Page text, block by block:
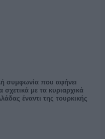
συμφωνία που αφήνει
σχετικά με τα κυριαρχικά
έναντι της τουρκικής